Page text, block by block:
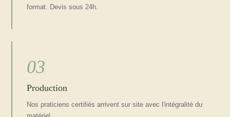
format. Devis sous 24h.
03
Production
Nos praticiens certifiés arrivent sur site avec l'intégralité du